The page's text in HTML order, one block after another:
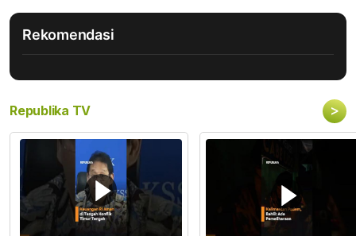
Rekomendasi
Republika TV >